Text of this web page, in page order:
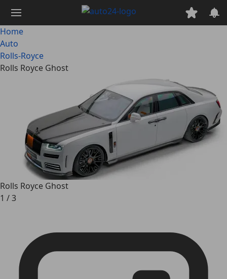
contenuto
principale
Home
Auto
Rolls-Royce
Rolls Royce Ghost
Rolls Royce Ghost
1 /3